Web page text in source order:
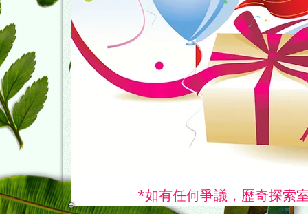
*如有任何爭議，歷奇探索